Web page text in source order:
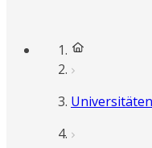
Universitäten